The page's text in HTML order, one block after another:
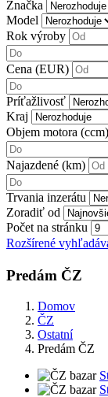
Značka
Model
Rok výroby
Cena (EUR)
Príťažlivosť
Kraj
Objem motora (ccm)
Najazdené (km)
Trvania inzerátu
Zoradiť od
Počet na stránku
Rozšírené
Predám ČZ
Domov
ČZ
Ostatní
Predám ČZ